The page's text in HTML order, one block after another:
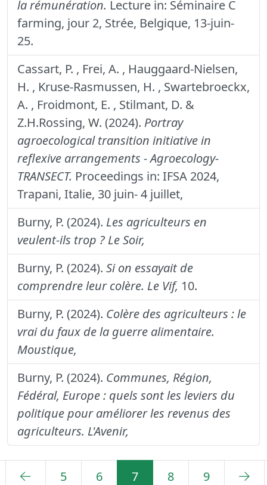
la rémunération. Lecture in: Séminaire C
farming, jour 2, Strée, Belgique, 13-juin-
25.
Cassart, P. , Frei, A. , Hauggaard-Nielsen,
H. , Kruse-Rasmussen, H. , Swartebroeckx,
A. , Froidmont, E. , Stilmant, D. &
Z.H.Rossing, W. (2024). Portray
agroecological transition initiative in
reflexive arrangements - Agroecology-
TRANSECT. Proceedings in: IFSA 2024,
Trapani, Italie, 30 juin- 4 juillet,
Burny, P. (2024). Les agriculteurs en
veulent-ils trop ? Le Soir,
Burny, P. (2024). Si on essayait de
comprendre leur colère. Le Vif, 10.
Burny, P. (2024). Colère des agriculteurs : le
vrai du faux de la guerre alimentaire.
Moustique,
Burny, P. (2024). Communes, Région,
Fédéral, Europe : quels sont les leviers du
politique pour améliorer les revenus des
agriculteurs. L'Avenir,
5 6 7 8 9